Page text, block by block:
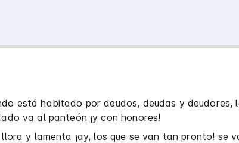
está habitado por deudos, deudas y deudores,
va al panteón ¡y con honores!
y lamenta ¡ay, los que se van tan pronto! se